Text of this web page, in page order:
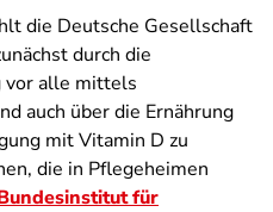
die Deutsche Gesellschaft
durch die
vor alle mittels
auch über die Ernährung
mit Vitamin D zu
die in Pflegeheimen
für